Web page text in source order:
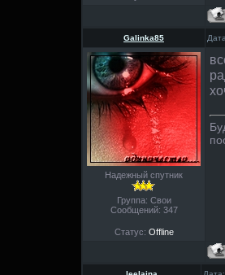
Galinka85
Надежный спутник
Группа: Свои
Сообщений: 347
Статус: Offline